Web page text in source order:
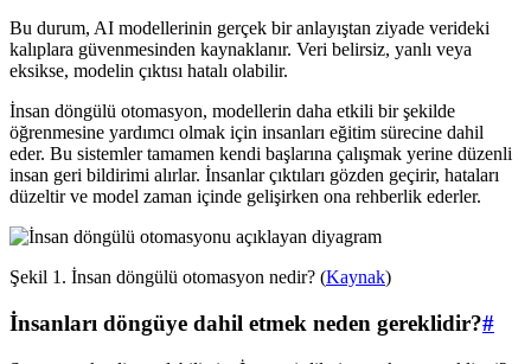
Bu durum, AI modellerinin gerçek bir anlayıştan ziyade verideki
kalıplara güvenmesinden kaynaklanır. Veri belirsiz, yanlı veya
eksikse, modelin çıktısı hatalı olabilir.
İnsan döngülü otomasyon, modellerin daha etkili bir şekilde
öğrenmesine yardımcı olmak için insanları eğitim sürecine dahil
eder. Bu sistemler tamamen kendi başlarına çalışmak yerine düzenli
insan geri bildirimi alırlar. İnsanlar çıktıları gözden geçirir, hataları
düzeltir ve model zaman içinde gelişirken ona rehberlik ederler.
Şekil 1. İnsan döngülü otomasyon nedir? (Kaynak)
İnsanları döngüye dahil etmek neden gereklidir?#